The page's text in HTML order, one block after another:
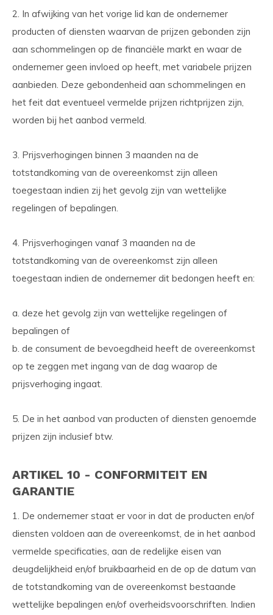
2. In afwijking van het vorige lid kan de ondernemer
producten of diensten waarvan de prijzen gebonden zijn
aan schommelingen op de financiële markt en waar de
ondernemer geen invloed op heeft, met variabele prijzen
aanbieden. Deze gebondenheid aan schommelingen en
het feit dat eventueel vermelde prijzen richtprijzen zijn,
worden bij het aanbod vermeld.
3. Prijsverhogingen binnen 3 maanden na de
totstandkoming van de overeenkomst zijn alleen
toegestaan indien zij het gevolg zijn van wettelijke
regelingen of bepalingen.
4. Prijsverhogingen vanaf 3 maanden na de
totstandkoming van de overeenkomst zijn alleen
toegestaan indien de ondernemer dit bedongen heeft en:
a. deze het gevolg zijn van wettelijke regelingen of
bepalingen of
b. de consument de bevoegdheid heeft de overeenkomst
op te zeggen met ingang van de dag waarop de
prijsverhoging ingaat.
5. De in het aanbod van producten of diensten genoemde
prijzen zijn inclusief btw.
ARTIKEL 10 - CONFORMITEIT EN
GARANTIE
1. De ondernemer staat er voor in dat de producten en/of
diensten voldoen aan de overeenkomst, de in het aanbod
vermelde specificaties, aan de redelijke eisen van
deugdelijkheid en/of bruikbaarheid en de op de datum van
de totstandkoming van de overeenkomst bestaande
wettelijke bepalingen en/of overheidsvoorschriften. Indien